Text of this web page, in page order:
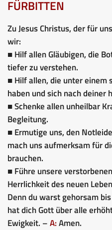
FÜRBITTEN
Zu Jesus Christus, der für
wir:
■ Hilf allen Gläubigen, die
tiefer zu verstehen.
■ Hilf allen, die unter einem
haben und sich nach deiner
■ Schenke allen unheilbar
Begleitung.
■ Ermutige uns, den
mach uns aufmerksam für
brauchen.
■ Führe unsere
Herrlichkeit des neuen
Denn du warst gehorsam
hat dich Gott über alle
Ewigkeit. –A:Amen.